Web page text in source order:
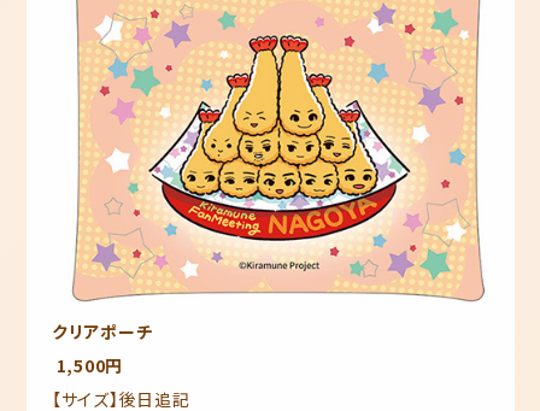
クリアポーチ
1,500円
【サイズ】後日追記